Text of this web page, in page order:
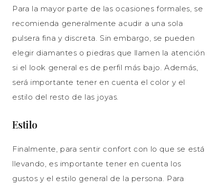
Para la mayor parte de las ocasiones formales, se
recomienda generalmente acudir a una sola
pulsera fina y discreta. Sin embargo, se pueden
elegir diamantes o piedras que llamen la atención
si el look general es de perfil más bajo. Además,
será importante tener en cuenta el color y el
estilo del resto de las joyas.
Estilo
Finalmente, para sentir confort con lo que se está
llevando, es importante tener en cuenta los
gustos y el estilo general de la persona. Para